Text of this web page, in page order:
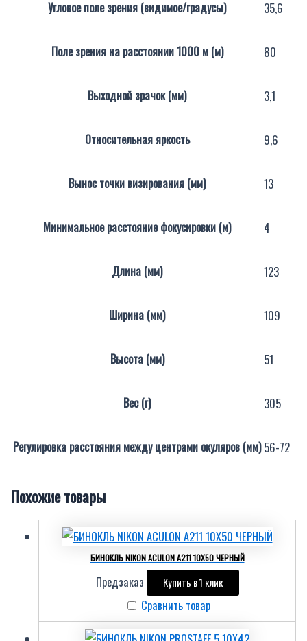
Угловое поле зрения (видимое/градусы) 35,6
Поле зрения на расстоянии 1000 м (м) 80
Выходной зрачок (мм) 3,1
Относительная яркость 9,6
Вынос точки визирования (мм) 13
Минимальное расстояние фокусировки (м) 4
Длина (мм) 123
Ширина (мм) 109
Высота (мм) 51
Вес (г) 305
Регулировка расстояния между центрами окуляров (мм) 56-72
Похожие товары
БИНОКЛЬ NIKON ACULON A211 10X50 ЧЕРНЫЙ
Предзаказ Купить в 1 клик
Сравнить товар